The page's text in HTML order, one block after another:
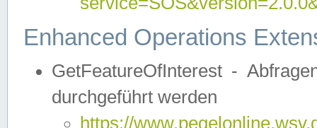
Enhanced Operations
GetFeatureOfInterest -
durchgeführt werden
https://